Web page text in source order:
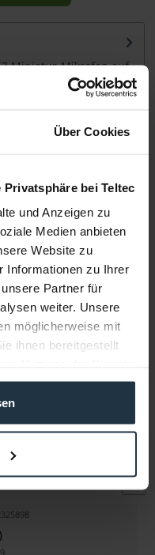
Über Cookies
bei Teltec
und Anzeigen zu
Medien anbieten
Website zu
Informationen zu Ihrer
Partner für
weiter. Unsere
möglicherweise mit
ihnen bereitgestellt
Miniatur-Mikrofon auf
verfübar...... more
look at
DPA Lavalier-...